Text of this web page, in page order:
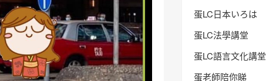
蛋LC日本いろは
蛋LC法學講堂
蛋LC語言文化講堂
蛋老師陪你睇